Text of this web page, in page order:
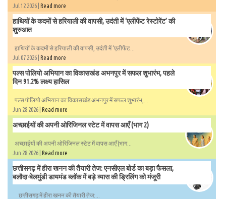
Jul 12 2026 | Read more
हाथियों के कदमों से हरियाली की वापसी, उदंती में ‘एलीफेंट रेस्टोरेंट’ की
शुरुआत
हाथियों के कदमों से हरियाली की वापसी, उदंती में ‘एलीफेंट...
Jul 07 2026 | Read more
पल्स पोलियो अभियान का विकासखंड अभनपुर में सफल शुभारंभ, पहले
दिन 91.2% लक्ष्य हासिल
पल्स पोलियो अभियान का विकासखंड अभनपुर में सफल शुभारंभ,...
Jun 28 2026 | Read more
अच्छाईयों की अपनी ओरिजिनल स्टेट में वापस आएँ (भाग 2)
अच्छाईयों की अपनी ओरिजिनल स्टेट में वापस आएँ (भाग...
Jun 28 2026 | Read more
छत्तीसगढ़ में हीरा खनन की तैयारी तेज: एनसीएल बोर्ड का बड़ा फैसला,
बलौदा-बेलमुंडी डायमंड ब्लॉक में बड़े व्यास की ड्रिलिंग को मंजूरी
छत्तीसगढ़ में हीरा खनन की तैयारी तेज:...